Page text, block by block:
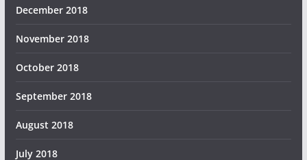
December 2018
November 2018
October 2018
September 2018
August 2018
July 2018